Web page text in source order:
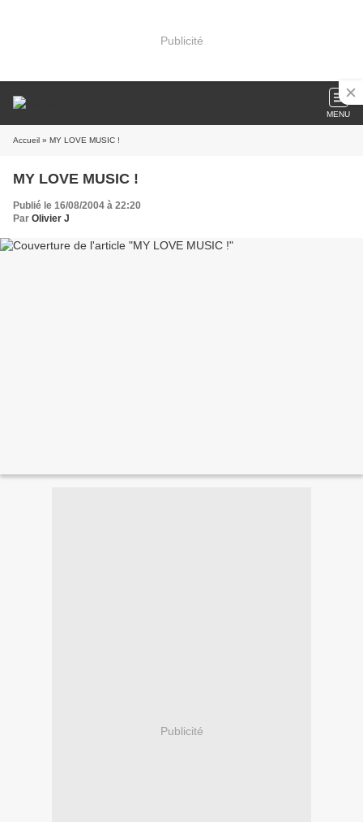
Publicité
MENU
Accueil » MY LOVE MUSIC !
MY LOVE MUSIC !
Publié le 16/08/2004 à 22:20
Par Olivier J
Publicité